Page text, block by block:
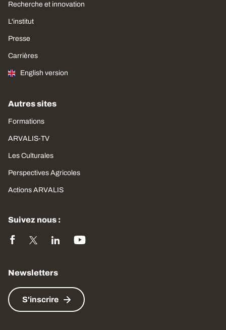
Recherche et innovation
L'institut
Presse
Carrières
English version
Autres sites
Formations
ARVALIS-TV
Les Culturales
Perspectives Agricoles
Actions ARVALIS
Suivez nous :
Newsletters
S'inscrire